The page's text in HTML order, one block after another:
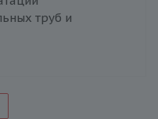
труб и